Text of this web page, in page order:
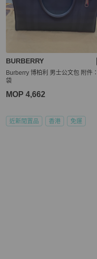
BURBERRY
Burberry 博柏利 男士公文包 附件：塵
袋
MOP 4,662
近新閒置品 香港 免運